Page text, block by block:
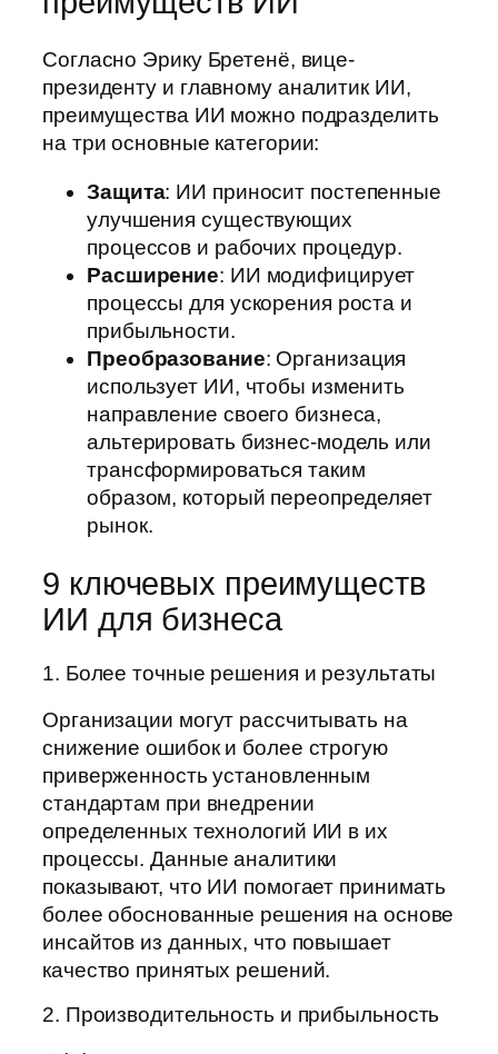
Согласно Эрику Бретенё, вице-
президенту и главному аналитик ИИ,
преимущества ИИ можно подразделить
на три основные категории:
Защита: ИИ приносит постепенные
улучшения существующих
процессов и рабочих процедур.
Расширение: ИИ модифицирует
процессы для ускорения роста и
прибыльности.
Преобразование: Организация
использует ИИ, чтобы изменить
направление своего бизнеса,
альтерировать бизнес-модель или
трансформироваться таким
образом, который переопределяет
рынок.
9 ключевых преимуществ
ИИ для бизнеса
1. Более точные решения и результаты
Организации могут рассчитывать на
снижение ошибок и более строгую
приверженность установленным
стандартам при внедрении
определенных технологий ИИ в их
процессы. Данные аналитики
показывают, что ИИ помогает принимать
более обоснованные решения на основе
инсайтов из данных, что повышает
качество принятых решений.
2. Производительность и прибыльность